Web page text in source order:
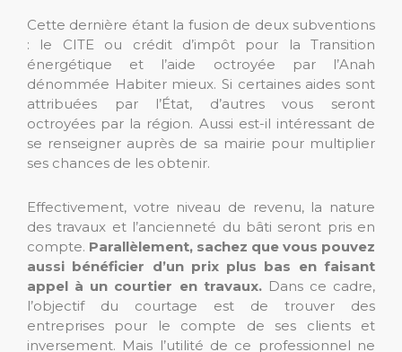
Cette dernière étant la fusion de deux subventions
: le CITE ou crédit d’impôt pour la Transition
énergétique et l’aide octroyée par l’Anah
dénommée Habiter mieux. Si certaines aides sont
attribuées par l’État, d’autres vous seront
octroyées par la région. Aussi est-il intéressant de
se renseigner auprès de sa mairie pour multiplier
ses chances de les obtenir.
Effectivement, votre niveau de revenu, la nature
des travaux et l’ancienneté du bâti seront pris en
compte. Parallèlement, sachez que vous pouvez
aussi bénéficier d’un prix plus bas en faisant
appel à un courtier en travaux.Dans ce cadre,
l’objectif du courtage est de trouver des
entreprises pour le compte de ses clients et
inversement. Mais l’utilité de ce professionnel ne